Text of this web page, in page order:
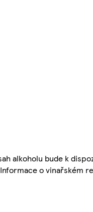
alkoholu bude k
o vinařském